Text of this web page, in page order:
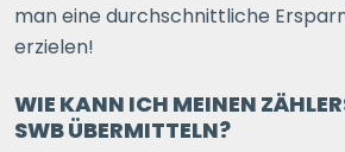
man eine durchschnittliche
erzielen!
WIE KANN ICH MEINEN
SWB ÜBERMITTELN?